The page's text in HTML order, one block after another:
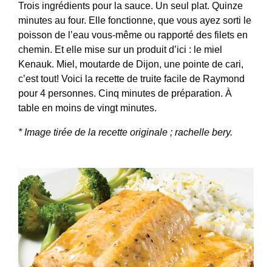
Trois ingrédients pour la sauce. Un seul plat. Quinze
minutes au four. Elle fonctionne, que vous ayez sorti le
poisson de l’eau vous-même ou rapporté des filets en
chemin. Et elle mise sur un produit d’ici : le miel
Kenauk. Miel, moutarde de Dijon, une pointe de cari,
c’est tout! Voici la recette de truite facile de Raymond
pour 4 personnes. Cinq minutes de préparation. À
table en moins de vingt minutes.
* Image tirée de la recette originale ; rachelle bery.